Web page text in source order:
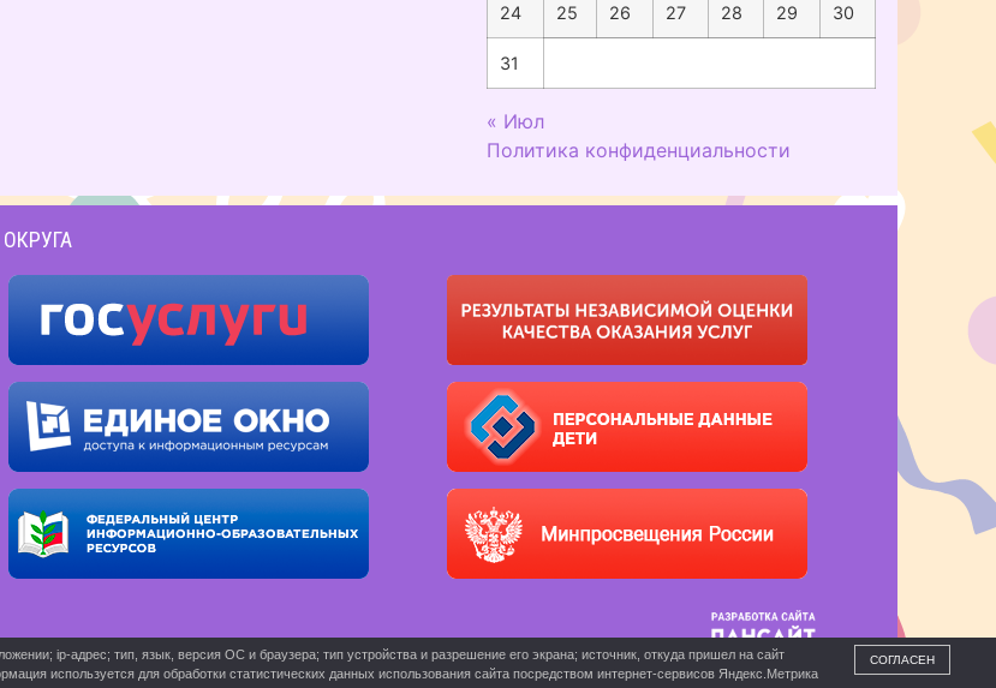
24 25 26 27 28 29 30
31
« Июл
Политика конфиденциальности
ip-адрес; тип, язык, версия ОС и браузера; тип устройства и разрешение его экрана; источник, откуда пришел на сайт
используется для обработки статистических данных использования сайта посредством интернет-сервисов Яндекс.Метрика
СОГЛАСЕН